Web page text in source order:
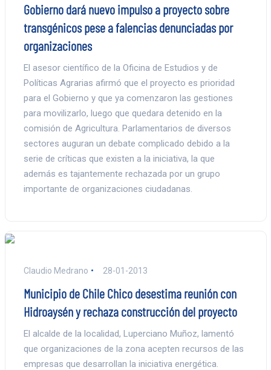
Gobierno dará nuevo impulso a proyecto sobre
transgénicos pese a falencias denunciadas por
organizaciones
El asesor científico de la Oficina de Estudios y de
Políticas Agrarias afirmó que el proyecto es prioridad
para el Gobierno y que ya comenzaron las gestiones
para movilizarlo, luego que quedara detenido en la
comisión de Agricultura. Parlamentarios de diversos
sectores auguran un debate complicado debido a la
serie de críticas que existen a la iniciativa, la que
además es tajantemente rechazada por un grupo
importante de organizaciones ciudadanas.
Claudio Medrano 28-01-2013
Municipio de Chile Chico desestima reunión con
Hidroaysén y rechaza construcción del proyecto
El alcalde de la localidad, Luperciano Muñoz, lamentó
que organizaciones de la zona acepten recursos de las
empresas que desarrollan la iniciativa energética.